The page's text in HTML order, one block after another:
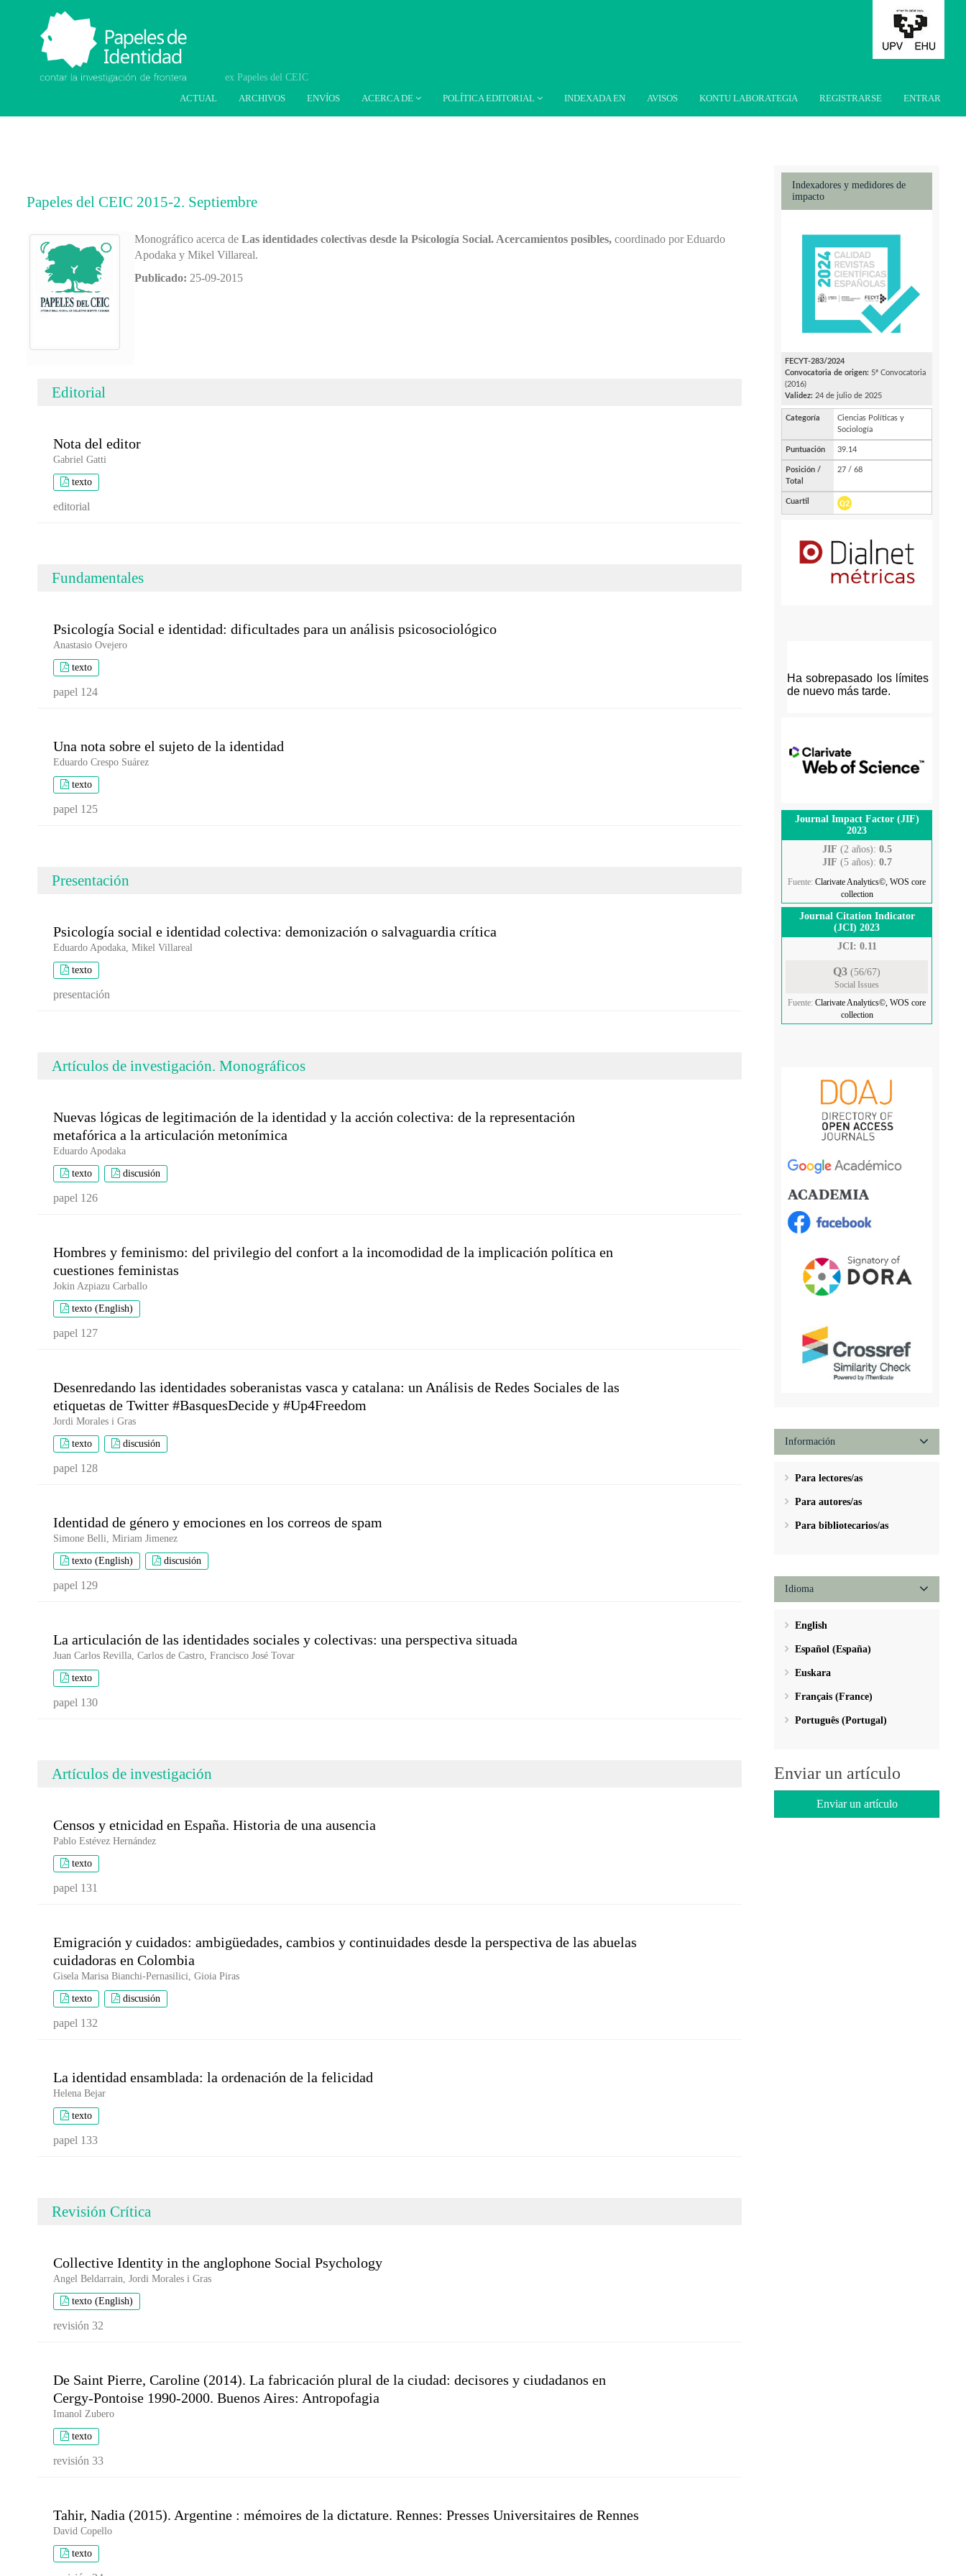
ACTUAL ARCHIVOS ENVÍOS ACERCA DE POLÍTICA EDITORIAL INDEXADA EN AVISOS KONTU LABORATEGIA REGISTRARSE ENTRAR
Papeles de Identidad.
Contar la investigación
de frontera
Papeles del CEIC 2015-2. Septiembre
Monográfico acerca de Las identidades colectivas desde la Psicología Social. Acercamientos posibles, coordinado por Eduardo
Apodaka y Mikel Villareal.
Publicado: 25-09-2015
Editorial
Nota del editor
Gabriel Gatti
texto
editorial
Fundamentales
Psicología Social e identidad: dificultades para un análisis psicosociológico
Anastasio Ovejero
texto
papel 124
Una nota sobre el sujeto de la identidad
Eduardo Crespo Suárez
texto
papel 125
Presentación
Psicología social e identidad colectiva: demonización o salvaguardia crítica
Eduardo Apodaka, Mikel Villareal
texto
presentación
Artículos de investigación. Monográficos
Nuevas lógicas de legitimación de la identidad y la acción colectiva: de la representación
metafórica a la articulación metonímica
Eduardo Apodaka
texto discusión
papel 126
Hombres y feminismo: del privilegio del confort a la incomodidad de la implicación política en
cuestiones feministas
Jokin Azpiazu Carballo
texto (English)
papel 127
Desenredando las identidades soberanistas vasca y catalana: un Análisis de Redes Sociales de las
etiquetas de Twitter #BasquesDecide y #Up4Freedom
Jordi Morales i Gras
texto discusión
papel 128
Identidad de género y emociones en los correos de spam
Simone Belli, Miriam Jimenez
texto (English) discusión
papel 129
La articulación de las identidades sociales y colectivas: una perspectiva situada
Juan Carlos Revilla, Carlos de Castro, Francisco José Tovar
texto
papel 130
Artículos de investigación
Censos y etnicidad en España. Historia de una ausencia
Pablo Estévez Hernández
texto
papel 131
Emigración y cuidados: ambigüedades, cambios y continuidades desde la perspectiva de las abuelas
cuidadoras en Colombia
Gisela Marisa Bianchi-Pernasilici, Gioia Piras
texto discusión
papel 132
La identidad ensamblada: la ordenación de la felicidad
Helena Bejar
texto
papel 133
Revisión Crítica
Collective Identity in the anglophone Social Psychology
Angel Beldarrain, Jordi Morales i Gras
texto (English)
revisión 32
De Saint Pierre, Caroline (2014). La fabricación plural de la ciudad: decisores y ciudadanos en
Cergy-Pontoise 1990-2000. Buenos Aires: Antropofagia
Imanol Zubero
texto
revisión 33
Tahir, Nadia (2015). Argentine : mémoires de la dictature. Rennes: Presses Universitaires de Rennes
David Copello
texto
Indexadores y medidores de
impacto
Journal Impact Factor (JIF)
2023
JIF (2 años): 0.5
JIF (5 años): 0.7
Fuente: Clarivate Analytics©, WOS core
collection
Journal Citation Indicator
(JCI) 2023
JCI: 0.11
Q3 (56/67)
Social Issues
Fuente: Clarivate Analytics©, WOS core
collection
Información
Para lectores/as
Para autores/as
Para bibliotecarios/as
Idioma
English
Español (España)
Euskara
Français (France)
Português (Portugal)
Enviar un artículo
Enviar un artículo